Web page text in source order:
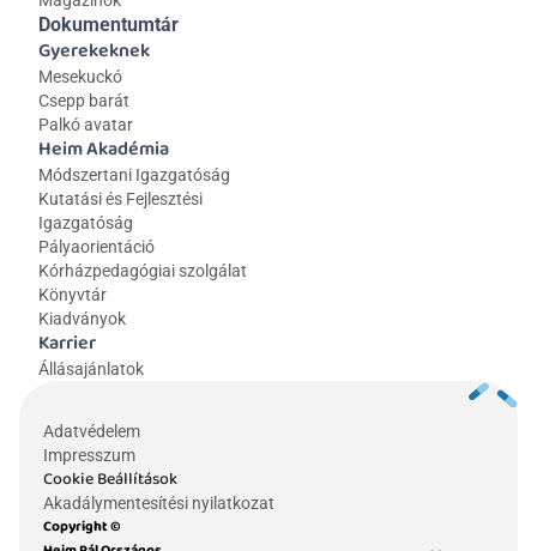
Gyerekeknek
Mesekuckó
Csepp barát
Palkó avatar
Heim Akadémia
Módszertani Igazgatóság
Kutatási és Fejlesztési
Igazgatóság
Pályaorientáció
Kórházpedagógiai szolgálat
Könyvtár
Kiadványok
Karrier
Állásajánlatok
Dokumentumtár
Adatvédelem
Impresszum
Cookie Beállítások
Akadálymentesítési nyilatkozat
Copyright ©